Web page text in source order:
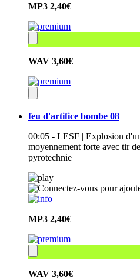
MP3 2,40€
WAV 3,60€
feu d'artifice bombe 08
00:05 - LESF | Explosion
moyennement forte avec tir
pyrotechnie
MP3 2,40€
WAV 3,60€